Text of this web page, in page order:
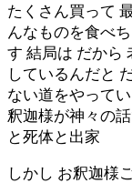
たくさん買って
んなものを食べ
す 結局は だから
しているんだと
ない道をやって
釈迦様が神々の
と死体と出家
しかし お釈迦様